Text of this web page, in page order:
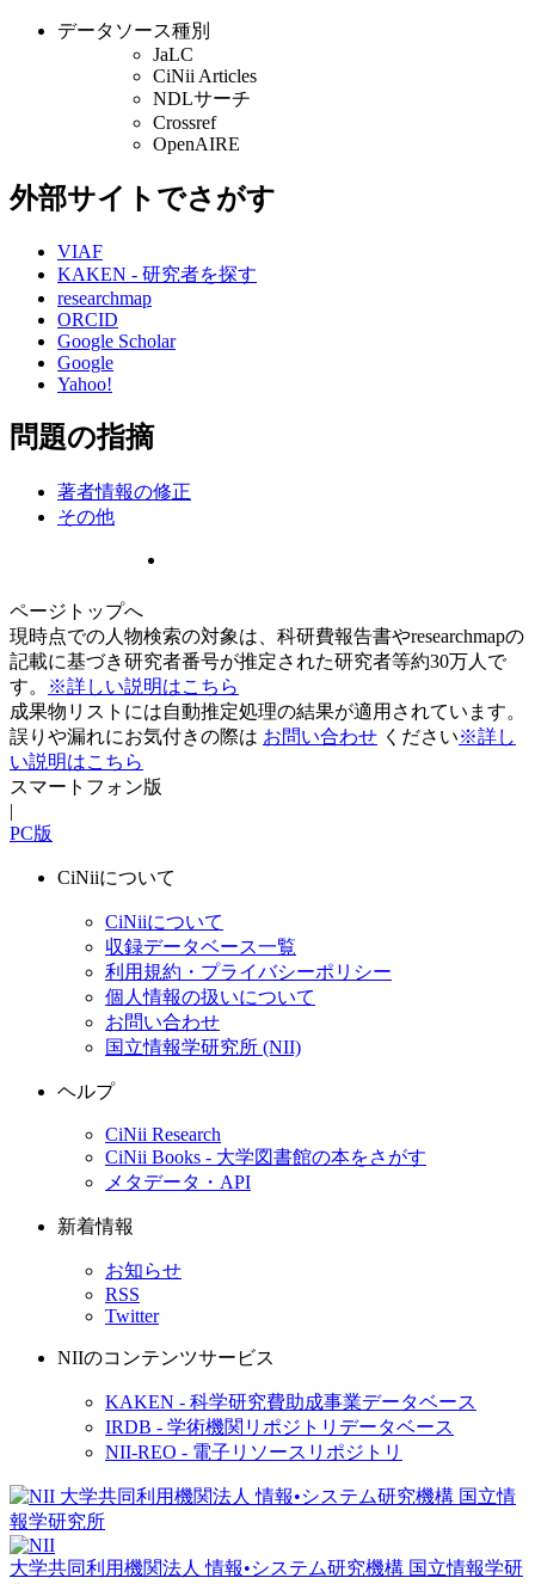
データソース種別
JaLC
CiNii Articles
NDLサーチ
Crossref
OpenAIRE
外部サイトでさがす
VIAF
KAKEN - 研究者を探す
researchmap
ORCID
Google Scholar
Google
Yahoo!
問題の指摘
著者情報の修正
その他
ページトップへ
現時点での人物検索の対象は、科研費報告書やresearchmapの
記載に基づき研究者番号が推定された研究者等約30万人で
す。
※詳しい説明はこちら
成果物リストには自動推定処理の結果が適用されています。
誤りや漏れにお気付きの際は お問い合わせ ください※詳し
い説明はこちら
スマートフォン版
|
PC版
CiNiiについて
CiNiiについて
収録データベース一覧
利用規約・プライバシーポリシー
個人情報の扱いについて
お問い合わせ
国立情報学研究所 (NII)
ヘルプ
CiNii Research
CiNii Books - 大学図書館の本をさがす
メタデータ・API
新着情報
お知らせ
RSS
Twitter
NIIのコンテンツサービス
KAKEN - 科学研究費助成事業データベース
IRDB - 学術機関リポジトリデータベース
NII-REO - 電子リソースリポジトリ
大学共同利用機関法人 情報•システム研究機構 国立情報学研